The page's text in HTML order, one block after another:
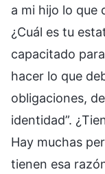
a mi hijo lo que
¿Cuál es tu
capacitado
hacer lo que
obligaciones,
identidad”.
Hay muchas
tienen esa